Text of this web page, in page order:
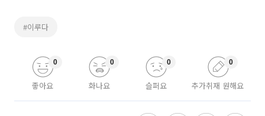
#이루다
좋아요
0
화나요
0
슬퍼요
0
추가취재 원해요
0